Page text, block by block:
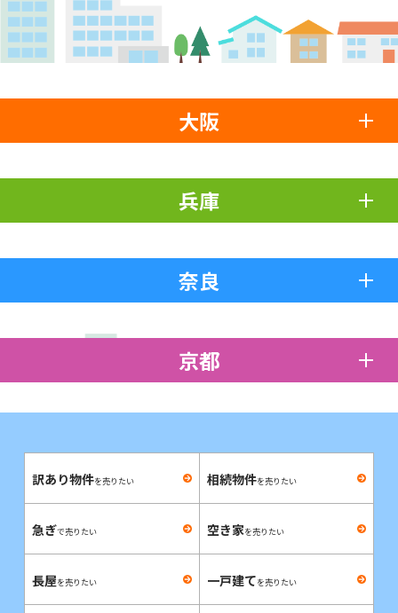
大阪
兵庫
奈良
京都
訳あり物件を売りたい 相続物件を売りたい
急ぎで売りたい 空き家を売りたい
長屋を売りたい 一戸建てを売りたい